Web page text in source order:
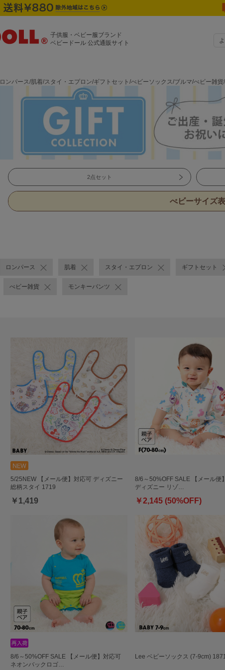
子供服・ベビー服ブランド
ベビードール 公式通販サイト
ロンパース/肌着/スタイ・エプロン/ギフトセット/べビーソックス/ブルマ/べビー雑
2点セット
べビーサイズ表
ロンパース 肌着 スタイ・エプロン ギフトセット
べビー雑貨 モンキーパンツ
5/25NEW 【メール便】対応可 ディズニー
総柄スタイ 1719
￥1,419
8/6～50%OFF SALE 【メール便
ディズニー リゾ…
￥2,145 (50%OFF)
8/6～50%OFF SALE 【メール便】対応可
ネオンバックロゴ…
Lee ベビーソックス (7-9cm) 1871